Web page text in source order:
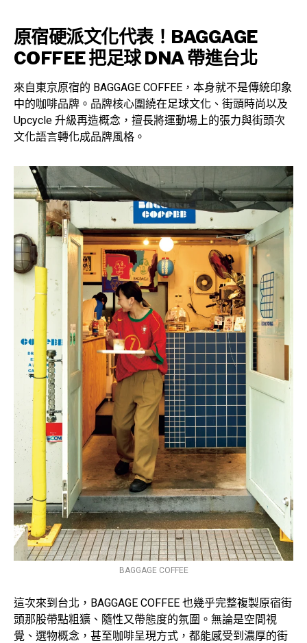
原宿硬派文化代表！BAGGAGE
COFFEE 把足球 DNA 帶進台北
來自東京原宿的 BAGGAGE COFFEE，本身就不是傳統印象
中的咖啡品牌。品牌核心圍繞在足球文化、街頭時尚以及
Upcycle 升級再造概念，擅長將運動場上的張力與街頭次
文化語言轉化成品牌風格。
BAGGAGE COFFEE
這次來到台北，BAGGAGE COFFEE 也幾乎完整複製原宿街
頭那股帶點粗獷、隨性又帶態度的氛圍。無論是空間視
覺、選物概念，甚至咖啡呈現方式，都能感受到濃厚的街